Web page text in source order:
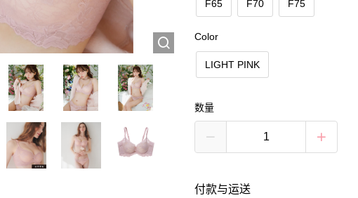
F65 F70 F75
Color
LIGHT PINK
数量
付款与运送